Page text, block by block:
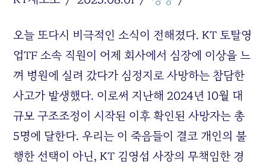
오늘 또다시 비극적인 소식이 전해졌다. KT 토탈영
업TF 소속 직원이 어제 회사에서 심장에 이상을 느
껴 병원에 실려 갔다가 심정지로 사망하는 참담한
사고가 발생했다. 이로써 지난해 2024년 10월 대
규모 구조조정이 시작된 이후 확인된 사망자는 총
5명에 달한다. 우리는 이 죽음들이 결코 개인의 불
행한 선택이 아닌, KT 김영섭 사장의 무책임한 경